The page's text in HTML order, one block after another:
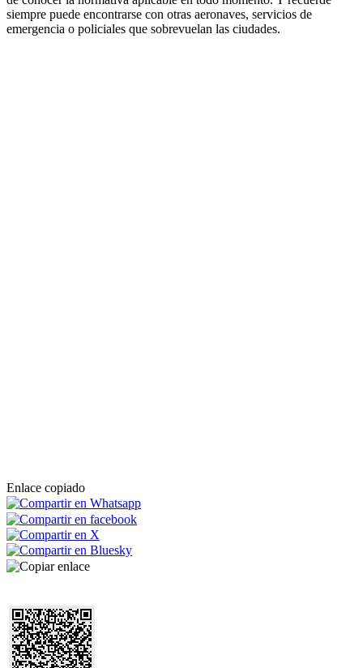
siempre puede encontrarse con otras aeronaves, servicios de
emergencia o policiales que sobrevuelan las ciudades.
Enlace copiado